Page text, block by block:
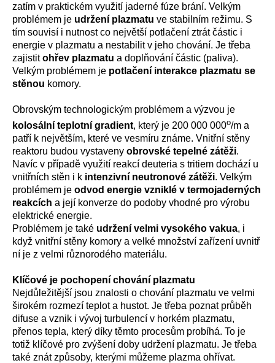
zatím v praktickém využití jaderné fúze brání. Velkým
problémem je udržení plazmatu ve stabilním režimu. S
tím souvisí i nutnost co největší potlačení ztrát částic i
energie v plazmatu a nestabilit v jeho chování. Je třeba
zajistitohřev plazmatu a doplňování částic (paliva).
Velkým problémem je potlačení interakce plazmatu se
stěnou komory.
Obrovským technologickým problémem a výzvou je
kolosální teplotní gradient, který je 200 000 000o/m a
patří k největším, které ve vesmíru známe. Vnitřní stěny
reaktoru budou vystaveny obrovské tepelné zátěži.
Navíc v případě využití reakcí deuteria s tritiem dochází u
vnitřních stěn i k intenzivní neutronové zátěži. Velkým
problémem je odvod energie vzniklé v termojaderných
reakcích a její konverze do podoby vhodné pro výrobu
elektrické energie.
Problémem je také udržení velmi vysokého vakua, i
když vnitřní stěny komory a velké množství zařízení uvnitř
ní je z velmi různorodého materiálu.
Klíčové je pochopení chování plazmatu
Nejdůležitější jsou znalosti o chování plazmatu ve velmi
širokém rozmezí teplot a hustot. Je třeba poznat průběh
difuse a vznik i vývoj turbulencí v horkém plazmatu,
přenos tepla, který díky těmto procesům probíhá. To je
totiž klíčové pro zvýšení doby udržení plazmatu. Je třeba
také znát způsoby, kterými můžeme plazma ohřívat.